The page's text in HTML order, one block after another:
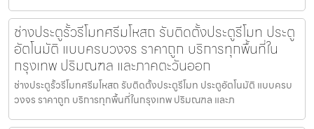
ช่างประตูรั้วรีโมทศรีมโหสถ รับติดตั้งประตูรีโมท ประตู
อัตโนมัติ แบบครบวงจร ราคาถูก บริการทุกพื้นที่ใน
กรุงเทพ ปริมณฑล และภาคตะวันออก
ช่างประตูรั้วรีโมทศรีมโหสถ รับติดตั้งประตูรีโมท ประตูอัตโนมัติ แบบครบ
วงจร ราคาถูก บริการทุกพื้นที่ในกรุงเทพ ปริมณฑล และภ